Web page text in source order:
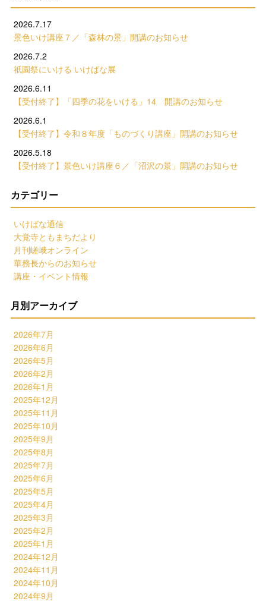
2026.7.17
景色いけ講座７／「森林の景」開講のお知らせ
2026.7.2
祇園祭にいける いけばな展
2026.6.11
【受付終了】「四季の花をいける」14 開講のお知らせ
2026.6.1
【受付終了】令和８年度「ものづくり講座」開講のお知らせ
2026.5.18
【受付終了】景色いけ講座６／「沼沢の景」開講のお知らせ
カテゴリー
いけばな通信
大覚寺ともまちだより
月刊嵯峨オンライン
華務長からのお知らせ
講座・イベント情報
月別アーカイブ
2026年7月
2026年6月
2026年5月
2026年2月
2026年1月
2025年12月
2025年11月
2025年10月
2025年9月
2025年8月
2025年7月
2025年6月
2025年5月
2025年4月
2025年3月
2025年2月
2025年1月
2024年12月
2024年11月
2024年10月
2024年9月